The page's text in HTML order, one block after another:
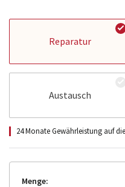
Reparatur
Austausch
24 Monate Gewährleistung auf
Menge: